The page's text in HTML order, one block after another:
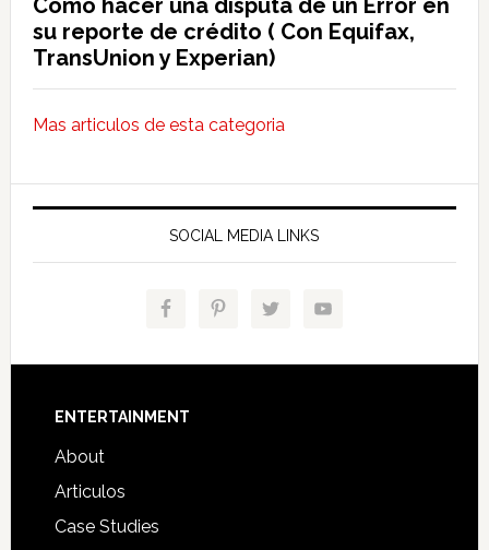
Como hacer una disputa de un Error en
su reporte de crédito ( Con Equifax,
TransUnion y Experian)
Mas articulos de esta categoria
SOCIAL MEDIA LINKS
Footer
ENTERTAINMENT
About
Articulos
Case Studies